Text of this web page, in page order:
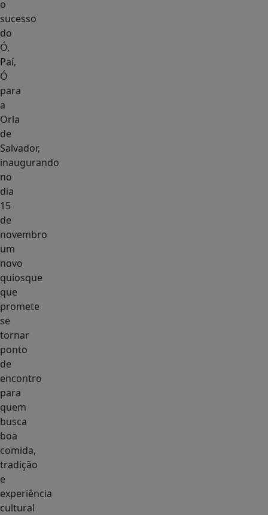
o
sucesso
do
Ó,
Paí,
Ó
para
a
Orla
de
Salvador,
inaugurando
no
dia
15
de
novembro
um
novo
quiosque
que
promete
se
tornar
ponto
de
encontro
para
quem
busca
boa
comida,
tradição
e
experiência
cultural